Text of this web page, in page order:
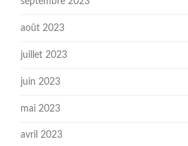
août 2023
juillet 2023
juin 2023
mai 2023
avril 2023